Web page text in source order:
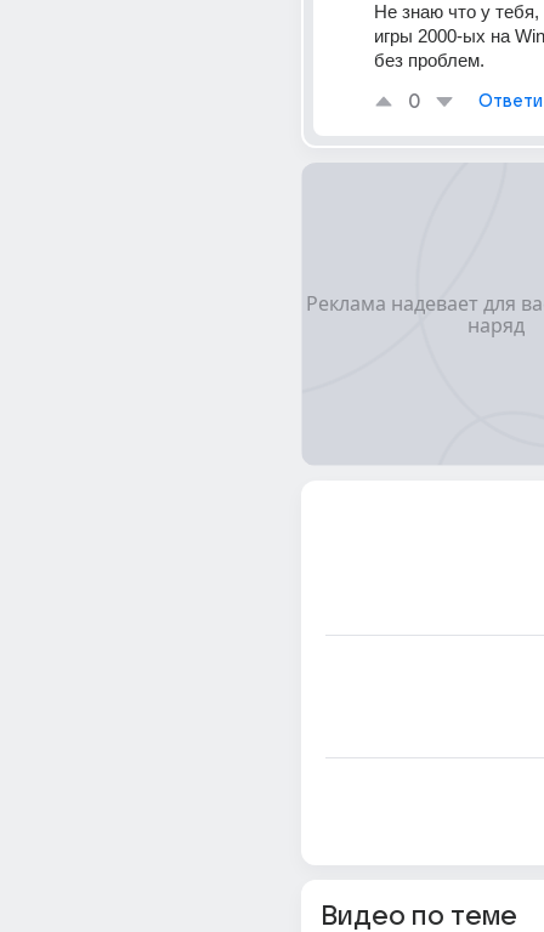
Не знаю что у
игры 2000-ых на
без проблем.
0
Видео по теме